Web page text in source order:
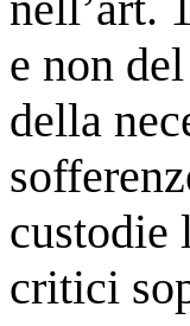
e non
della
custodie
critici